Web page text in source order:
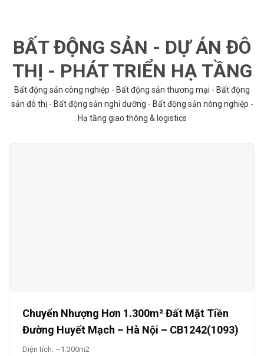
BẤT ĐỘNG SẢN - DỰ ÁN ĐÔ
THỊ - PHÁT TRIỂN HẠ TẦNG
Bất động sản công nghiệp - Bất động sản thương mại - Bất động
sản đô thị - Bất động sản nghỉ dưỡng - Bất động sản nông nghiệp -
Hạ tầng giao thông & logistics
Chuyển Nhượng Hơn 1.300m² Đất Mặt Tiền
Đường Huyết Mạch – Hà Nội – CB1242(1093)
Diện tích: ~1.300m2